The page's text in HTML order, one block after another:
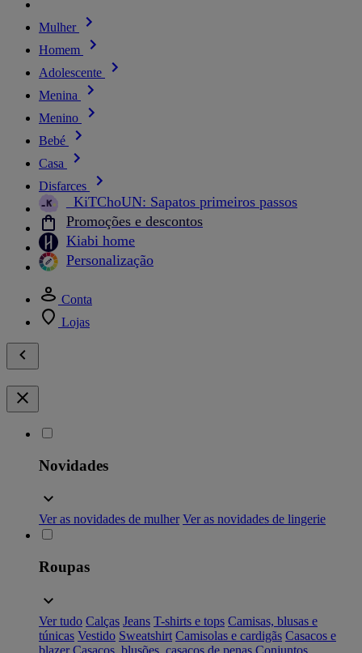
Mulher
Homem
Adolescente
Menina
Menino
Bebé
Casa
Disfarces
_KiTChoUN: Sapatos primeiros passos
Promoções e descontos
Kiabi home
Personalização
Conta
Lojas
Novidades
Ver as novidades de mulher Ver as novidades de lingerie
Roupas
Ver tudo Calças Jeans T-shirts e tops Camisas, blusas e
túnicas Vestido Sweatshirt Camisolas e cardigãs Casacos e
blazer Casacos, blusões, casacos de penas Conjuntos